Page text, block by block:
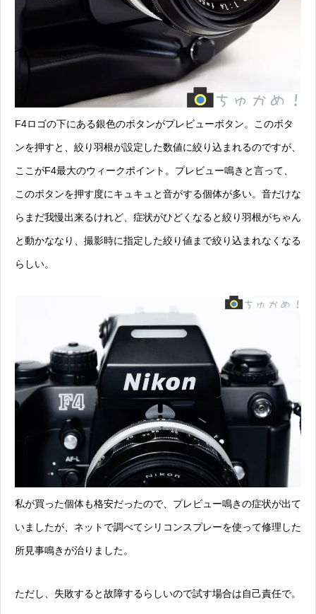
F4ロゴの下にある銀色のボタンがプレビューボタン。このボタ
ンを押すと、絞り羽根が設定した数値に絞り込まれるのですが、
ここがF4最大のウィークポイント 。 プレビュー鳴き と言って、
このボタンを押す度にキュキュと音がする個体が多い。音だけな
らまだ我慢出来るけれど、症状がひどくなると絞り羽根がちゃん
と動かななり、撮影時に指定した絞り値まで絞り込まれなくなる
らしい。
私が買った個体も格安だったので、プレビュー鳴きの症状が出て
いましたが、ネットで調べてシリコンスプレーを使って修理した
所見事鳴きが治りました。
ただし、失敗すると故障するらしいので試す場合は自己責任で。